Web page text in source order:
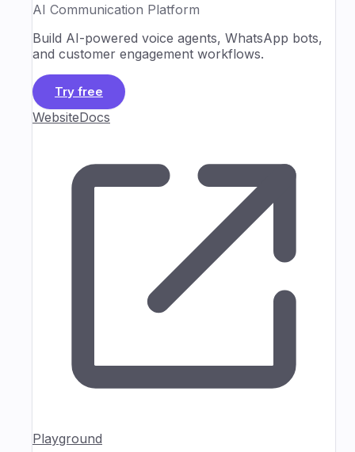
AI Communication Platform
Build AI-powered voice agents, WhatsApp bots,
and customer engagement workflows.
Try free
WebsiteDocs
Playground